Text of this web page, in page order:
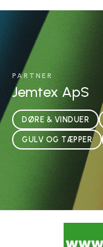
PARTNER
Jemtex ApS
DØRE & VINDUER
GULV OG TÆPPER